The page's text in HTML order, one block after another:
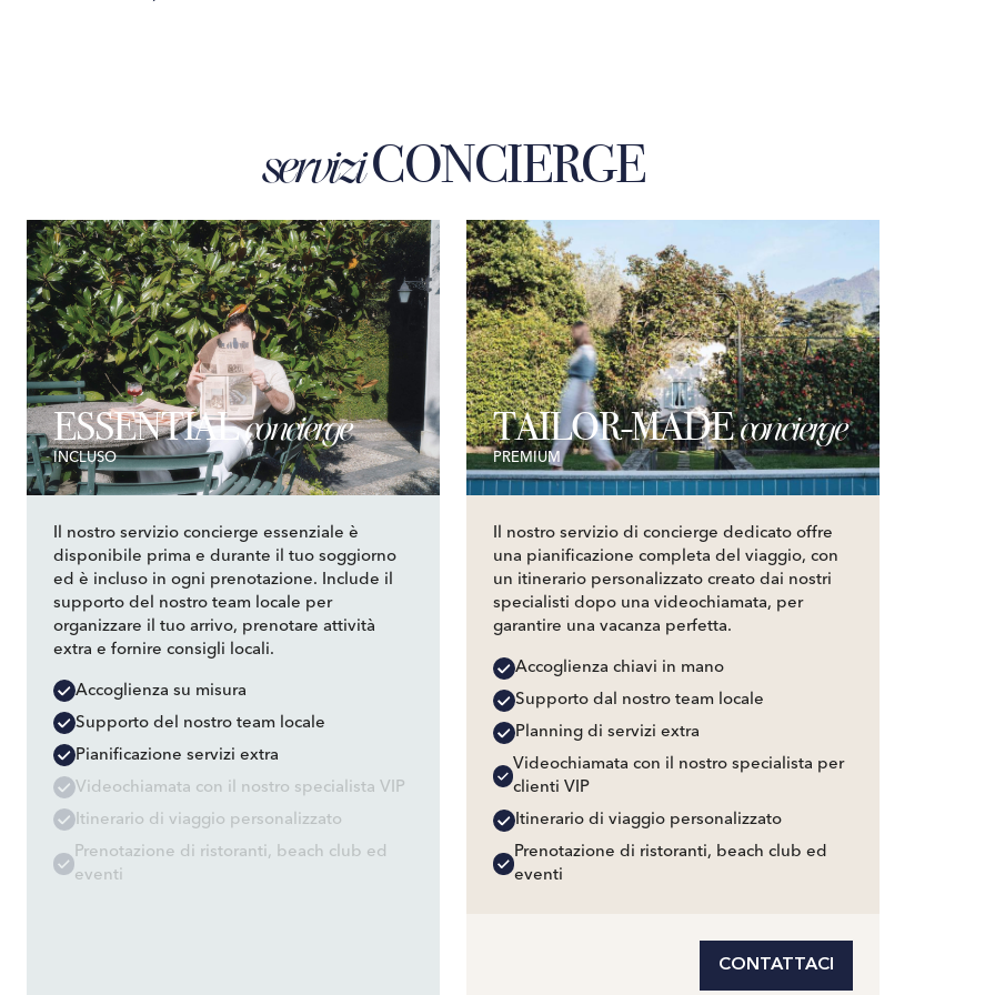
serviziCONCIERGE
ESSENTIALconcierge
INCLUSO
Il nostro servizio concierge essenziale è
disponibile prima e durante il tuo soggiorno
ed è incluso in ogni prenotazione. Include il
supporto del nostro team locale per
organizzare il tuo arrivo, prenotare attività
extra e fornire consigli locali.
Accoglienza su misura
Supporto del nostro team locale
Pianificazione servizi extra
Videochiamata con il nostro specialista VIP
Itinerario di viaggio personalizzato
Prenotazione di ristoranti, beach club ed
eventi
TAILOR-MADEconcierge
PREMIUM
Il nostro servizio di concierge dedicato offre
una pianificazione completa del viaggio, con
un itinerario personalizzato creato dai nostri
specialisti dopo una videochiamata, per
garantire una vacanza perfetta.
Accoglienza chiavi in mano
Supporto dal nostro team locale
Planning di servizi extra
Videochiamata con il nostro specialista per
clienti VIP
Itinerario di viaggio personalizzato
Prenotazione di ristoranti, beach club ed
eventi
CONTATTACI